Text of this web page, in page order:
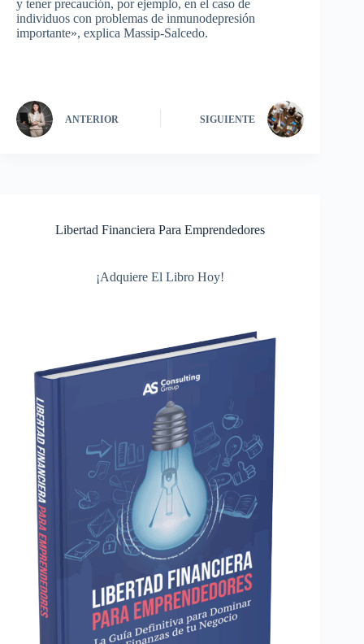
y tener precaución, por ejemplo, en el caso de
individuos con problemas de inmunodepresión
importante», explica Massip-Salcedo.
ANTERIOR SIGUIENTE
Libertad Financiera Para Emprendedores
¡Adquiere El Libro Hoy!